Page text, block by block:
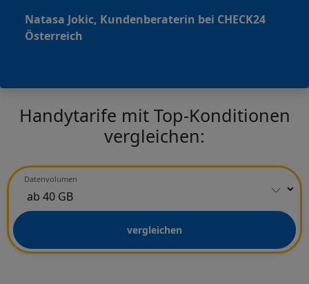
Natasa Jokic, Kundenberaterin bei CHECK24
Österreich
Handytarife mit Top-Konditionen
vergleichen:
Datenvolumen
vergleichen